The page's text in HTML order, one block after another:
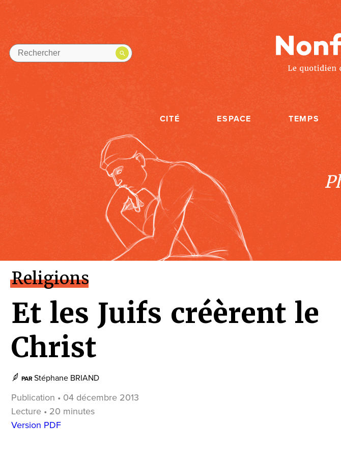
CITÉ ESPACE TEMPS
Religions
Et les Juifs créèrent le
Christ
PAR Stéphane BRIAND
Publication • 04 décembre 2013
Lecture • 20 minutes
Version PDF